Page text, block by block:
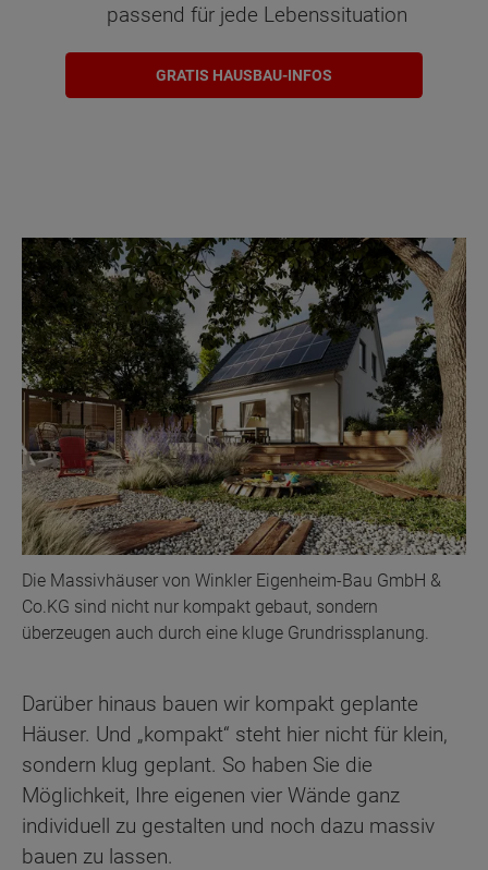
passend für jede Lebenssituation
GRATIS HAUSBAU-INFOS
Die Massivhäuser von Winkler Eigenheim-Bau GmbH &
Co.KG sind nicht nur kompakt gebaut, sondern
überzeugen auch durch eine kluge Grundrissplanung.
Darüber hinaus bauen wir kompakt geplante
Häuser. Und „kompakt“ steht hier nicht für klein,
sondern klug geplant. So haben Sie die
Möglichkeit, Ihre eigenen vier Wände ganz
individuell zu gestalten und noch dazu massiv
bauen zu lassen.